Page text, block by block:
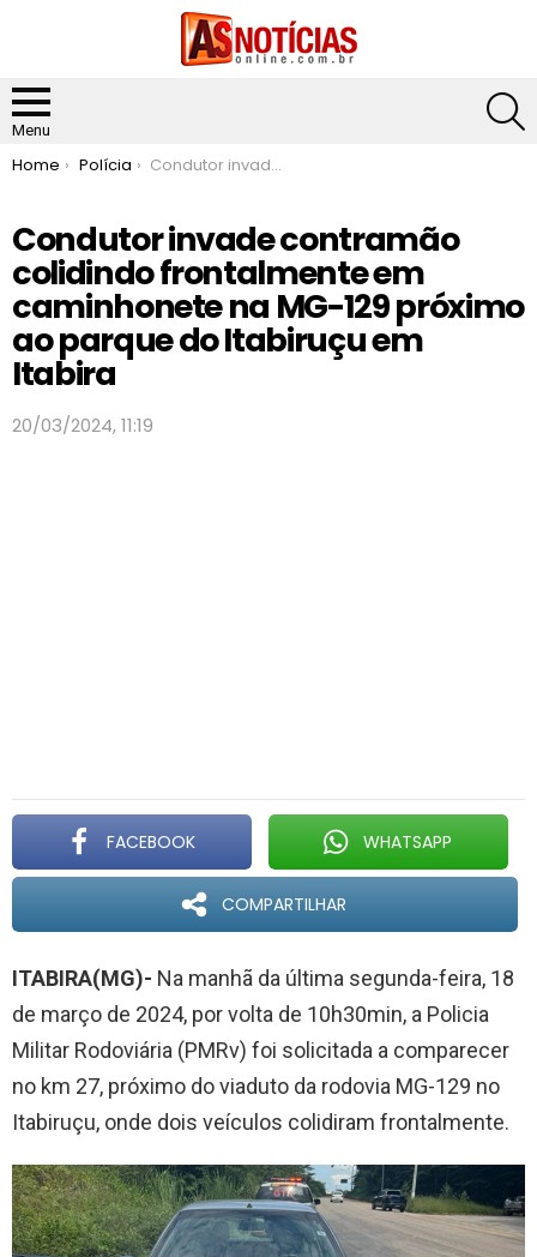
Menu
You are here:
Home Polícia Condutor invade contramão colidindo frontalmente em caminhonete na MG-129 próximo ao parque do Itabiruçu em Itabira
Condutor invade contramão
colidindo frontalmente em
caminhonete na MG-129 próximo
ao parque do Itabiruçu em
Itabira
20/03/2024, 11:19
FACEBOOK WHATSAPP
COMPARTILHAR
ITABIRA(MG)- Na manhã da última segunda-feira, 18
de março de 2024, por volta de 10h30min, a Policia
Militar Rodoviária (PMRv) foi solicitada a comparecer
no km 27, próximo do viaduto da rodovia MG-129 no
Itabiruçu, onde dois veículos colidiram frontalmente.